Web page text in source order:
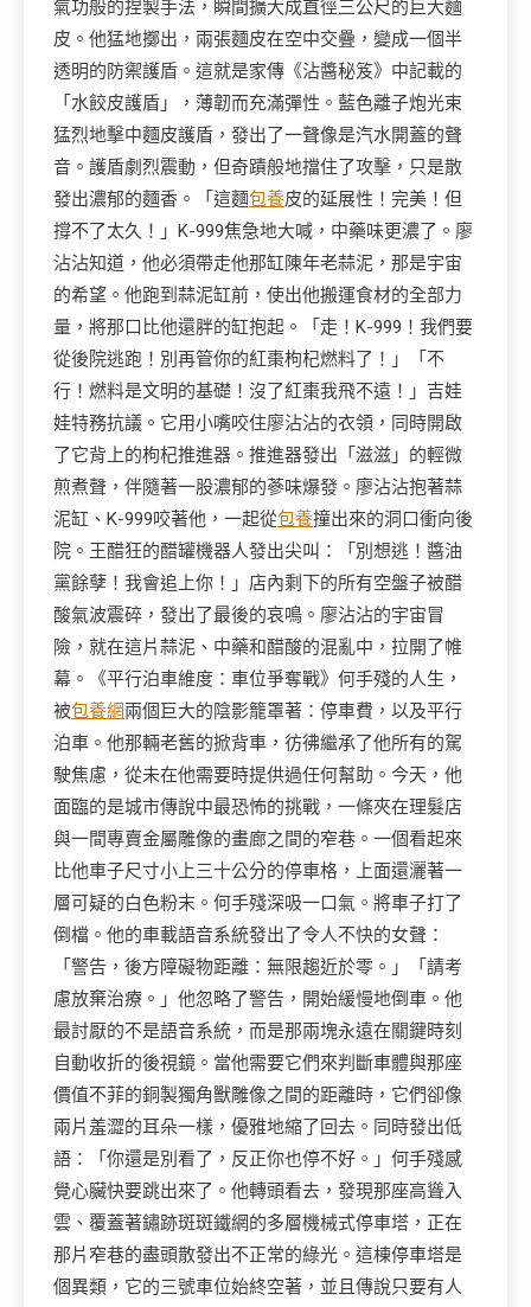
氣功般的捏製手法，瞬間擴大成直徑三公尺的巨大麵
皮。他猛地擲出，兩張麵皮在空中交疊，變成一個半
透明的防禦護盾。這就是家傳《沾醬秘笈》中記載的
「水餃皮護盾」，薄韌而充滿彈性。藍色離子炮光束
猛烈地擊中麵皮護盾，發出了一聲像是汽水開蓋的聲
音。護盾劇烈震動，但奇蹟般地擋住了攻擊，只是散
發出濃郁的麵香。「這麵包養皮的延展性！完美！但
撐不了太久！」K-999焦急地大喊，中藥味更濃了。廖
沾沾知道，他必須帶走他那缸陳年老蒜泥，那是宇宙
的希望。他跑到蒜泥缸前，使出他搬運食材的全部力
量，將那口比他還胖的缸抱起。「走！K-999！我們要
從後院逃跑！別再管你的紅棗枸杞燃料了！」「不
行！燃料是文明的基礎！沒了紅棗我飛不遠！」吉娃
娃特務抗議。它用小嘴咬住廖沾沾的衣領，同時開啟
了它背上的枸杞推進器。推進器發出「滋滋」的輕微
煎煮聲，伴隨著一股濃郁的蔘味爆發。廖沾沾抱著蒜
泥缸、K-999咬著他，一起從包養撞出來的洞口衝向後
院。王醋狂的醋罐機器人發出尖叫：「別想逃！醬油
黨餘孽！我會追上你！」店內剩下的所有空盤子被醋
酸氣波震碎，發出了最後的哀鳴。廖沾沾的宇宙冒
險，就在這片蒜泥、中藥和醋酸的混亂中，拉開了帷
幕。《平行泊車維度：車位爭奪戰》何手殘的人生，
被包養網兩個巨大的陰影籠罩著：停車費，以及平行
泊車。他那輛老舊的掀背車，彷彿繼承了他所有的駕
駛焦慮，從未在他需要時提供過任何幫助。今天，他
面臨的是城市傳說中最恐怖的挑戰，一條夾在理髮店
與一間專賣金屬雕像的畫廊之間的窄巷。一個看起來
比他車子尺寸小上三十公分的停車格，上面還灑著一
層可疑的白色粉末。何手殘深吸一口氣。將車子打了
倒檔。他的車載語音系統發出了令人不快的女聲：
「警告，後方障礙物距離：無限趨近於零。」「請考
慮放棄治療。」他忽略了警告，開始緩慢地倒車。他
最討厭的不是語音系統，而是那兩塊永遠在關鍵時刻
自動收折的後視鏡。當他需要它們來判斷車體與那座
價值不菲的銅製獨角獸雕像之間的距離時，它們卻像
兩片羞澀的耳朵一樣，優雅地縮了回去。同時發出低
語：「你還是別看了，反正你也停不好。」何手殘感
覺心臟快要跳出來了。他轉頭看去，發現那座高聳入
雲、覆蓋著鏽跡斑斑鐵網的多層機械式停車塔，正在
那片窄巷的盡頭散發出不正常的綠光。這棟停車塔是
個異類，它的三號車位始終空著，並且傳說只要有人